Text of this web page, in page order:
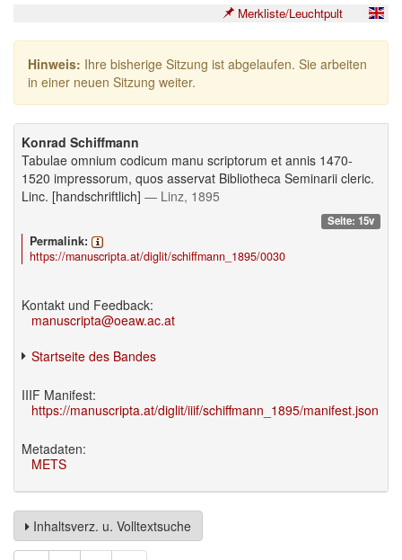
Merkliste/Leuchtpult
Hinweis: Ihre bisherige Sitzung ist abgelaufen. Sie arbeiten
in einer neuen Sitzung weiter.
Konrad Schiffmann
Tabulae omnium codicum manu scriptorum et annis 1470-
1520 impressorum, quos asservat Bibliotheca Seminarii cleric.
Linc. [handschriftlich] — Linz, 1895
Seite: 15v
Permalink:
https://manuscripta.at/diglit/schiffmann_1895/0030
Kontakt und Feedback:
manuscripta@oeaw.ac.at
Startseite des Bandes
IIIF Manifest:
https://manuscripta.at/diglit/iiif/schiffmann_1895/manifest.json
Metadaten:
METS
Inhaltsverz. u. Volltextsuche